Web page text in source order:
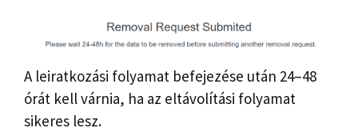
A leiratkozási folyamat befejezése után 24–48
órát kell várnia, ha az eltávolítási folyamat
sikeres lesz.